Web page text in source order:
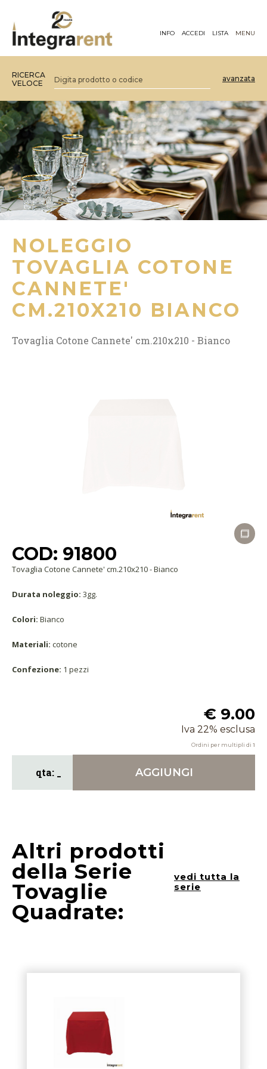
INFO ACCEDI LISTA MENU
RICERCA
VELOCE
avanzata
NOLEGGIO
TOVAGLIA COTONE
CANNETE'
CM.210X210 BIANCO
Tovaglia Cotone Cannete' cm.210x210 - Bianco
COD: 91800
Tovaglia Cotone Cannete' cm.210x210 - Bianco
Durata noleggio: 3gg.
Colori: Bianco
Materiali: cotone
Confezione: 1 pezzi
€ 9.00
Iva 22% esclusa
Ordini per multipli di 1
AGGIUNGI
Altri prodotti
della Serie
Tovaglie
Quadrate:
vedi tutta la
serie